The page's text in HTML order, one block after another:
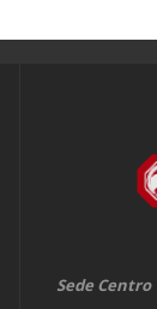
Sede Centro